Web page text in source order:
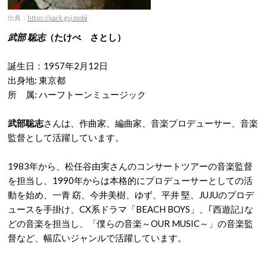
出典： https://park.gsj.mobi
武部 聡志（たけべ さとし）
誕生日：1957年2月12日
出身地‎: ‎東京都
所 属‎: ‎ハーフトーンミュージック
武部聡志さんは、作曲家、編曲家、音楽プロデューサー、音楽
監督として活躍しています。
1983年から、松任谷由実さんのコンサートツアーの音楽監督
を担当し、1990年からは本格的にプロデューサーとしての活
動を始め、一青 窈、今井美樹、ゆず、平井 堅、JUJUのプロデ
ュースを手掛け、CX系ドラマ「BEACH BOYS」、｢西遊記｣な
どの音楽を担当し、「僕らの音楽～OUR MUSIC～」の音楽監
督など、幅広いジャンルで活躍しています。